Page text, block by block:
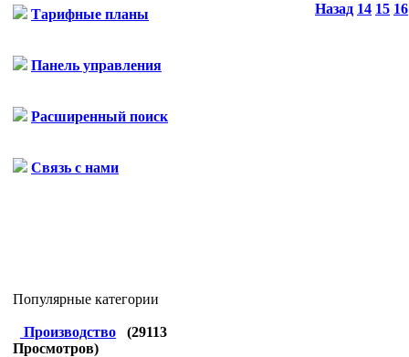
Тарифные планы
Панель управления
Расширенный поиск
Связь с нами
Популярные категории
Производство (29113
Просмотров)
Назад 14 15 16